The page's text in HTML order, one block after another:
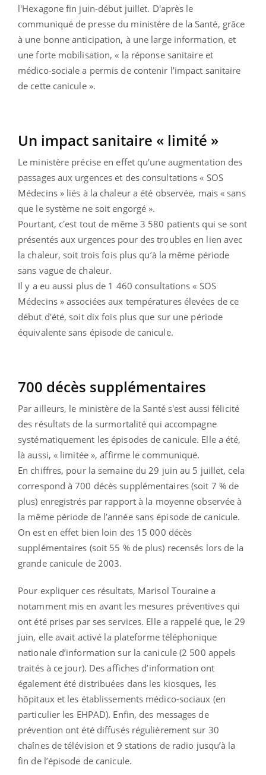
l'Hexagone fin juin-début juillet. D'après le
communiqué de presse du ministère de la Santé, grâce
à une bonne anticipation, à une large information, et
une forte mobilisation, « la réponse sanitaire et
médico-sociale a permis de contenir l’impact sanitaire
de cette canicule ».
Un impact sanitaire « limité »
Le ministère précise en effet qu'une augmentation des
passages aux urgences et des consultations « SOS
Médecins » liés à la chaleur a été observée, mais « sans
que le système ne soit engorgé ».
Pourtant, c'est tout de même 3 580 patients qui se sont
présentés aux urgences pour des troubles en lien avec
la chaleur, soit trois fois plus qu’à la même période
sans vague de chaleur.
Il y a eu aussi plus de 1 460 consultations « SOS
Médecins » associées aux températures élevées de ce
début d'été, soit dix fois plus que sur une période
équivalente sans épisode de canicule.
700 décès supplémentaires
Par ailleurs, le ministère de la Santé s'est aussi félicité
des résultats de la surmortalité qui accompagne
systématiquement les épisodes de canicule. Elle a été,
là aussi, « limitée », affirme le communiqué.
En chiffres, pour la semaine du 29 juin au 5 juillet, cela
correspond à 700 décès supplémentaires (soit 7 % de
plus) enregistrés par rapport à la moyenne observée à
la même période de l’année sans épisode de canicule.
On est en effet bien loin des 15 000 décès
supplémentaires (soit 55 % de plus) recensés lors de la
grande canicule de 2003.
Pour expliquer ces résultats, Marisol Touraine a
notamment mis en avant les mesures préventives qui
ont été prises par ses services. Elle a rappelé que, le 29
juin, elle avait activé la plateforme téléphonique
nationale d’information sur la canicule (2 500 appels
traités à ce jour). Des affiches d’information ont
également été distribuées dans les kiosques, les
hôpitaux et les établissements médico-sociaux (en
particulier les EHPAD). Enfin, des messages de
prévention ont été diffusés régulièrement sur 30
chaînes de télévision et 9 stations de radio jusqu’à la
fin de l’épisode de canicule.